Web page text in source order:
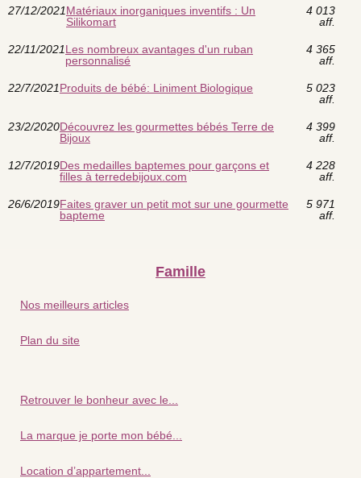
27/12/2021Matériaux inorganiques inventifs : Un
Silikomart
4 013
aff.
22/11/2021Les nombreux avantages d'un ruban
personnalisé
4 365
aff.
22/7/2021Produits de bébé: Liniment Biologique
5 023
aff.
23/2/2020Découvrez les gourmettes bébés Terre de
Bijoux
4 399
aff.
12/7/2019Des medailles baptemes pour garçons et
filles à terredebijoux.com
4 228
aff.
26/6/2019Faites graver un petit mot sur une gourmette
bapteme
5 971
aff.
Famille
Nos meilleurs articles
Plan du site
Retrouver le bonheur avec le...
La marque je porte mon bébé...
Location d’appartement...